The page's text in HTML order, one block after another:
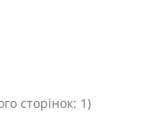
сторінок: 1)